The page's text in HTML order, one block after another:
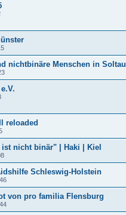
nichtbinäre Menschen in Soltau
reloaded
nicht binär" | Haki | Kiel
Schleswig-Holstein
von pro familia Flensburg